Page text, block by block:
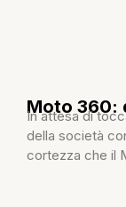
Moto 360:
In attesa di
della società
cortezza che il